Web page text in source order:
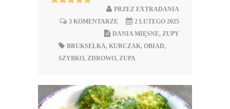
PRZEZ EXTRADANIA
2 LUTEGO 2025
3 KOMENTARZE
DANIA MIĘSNE, ZUPY
BRUKSELKA, KURCZAK, OBIAD,
SZYBKO, ZDROWO, ZUPA